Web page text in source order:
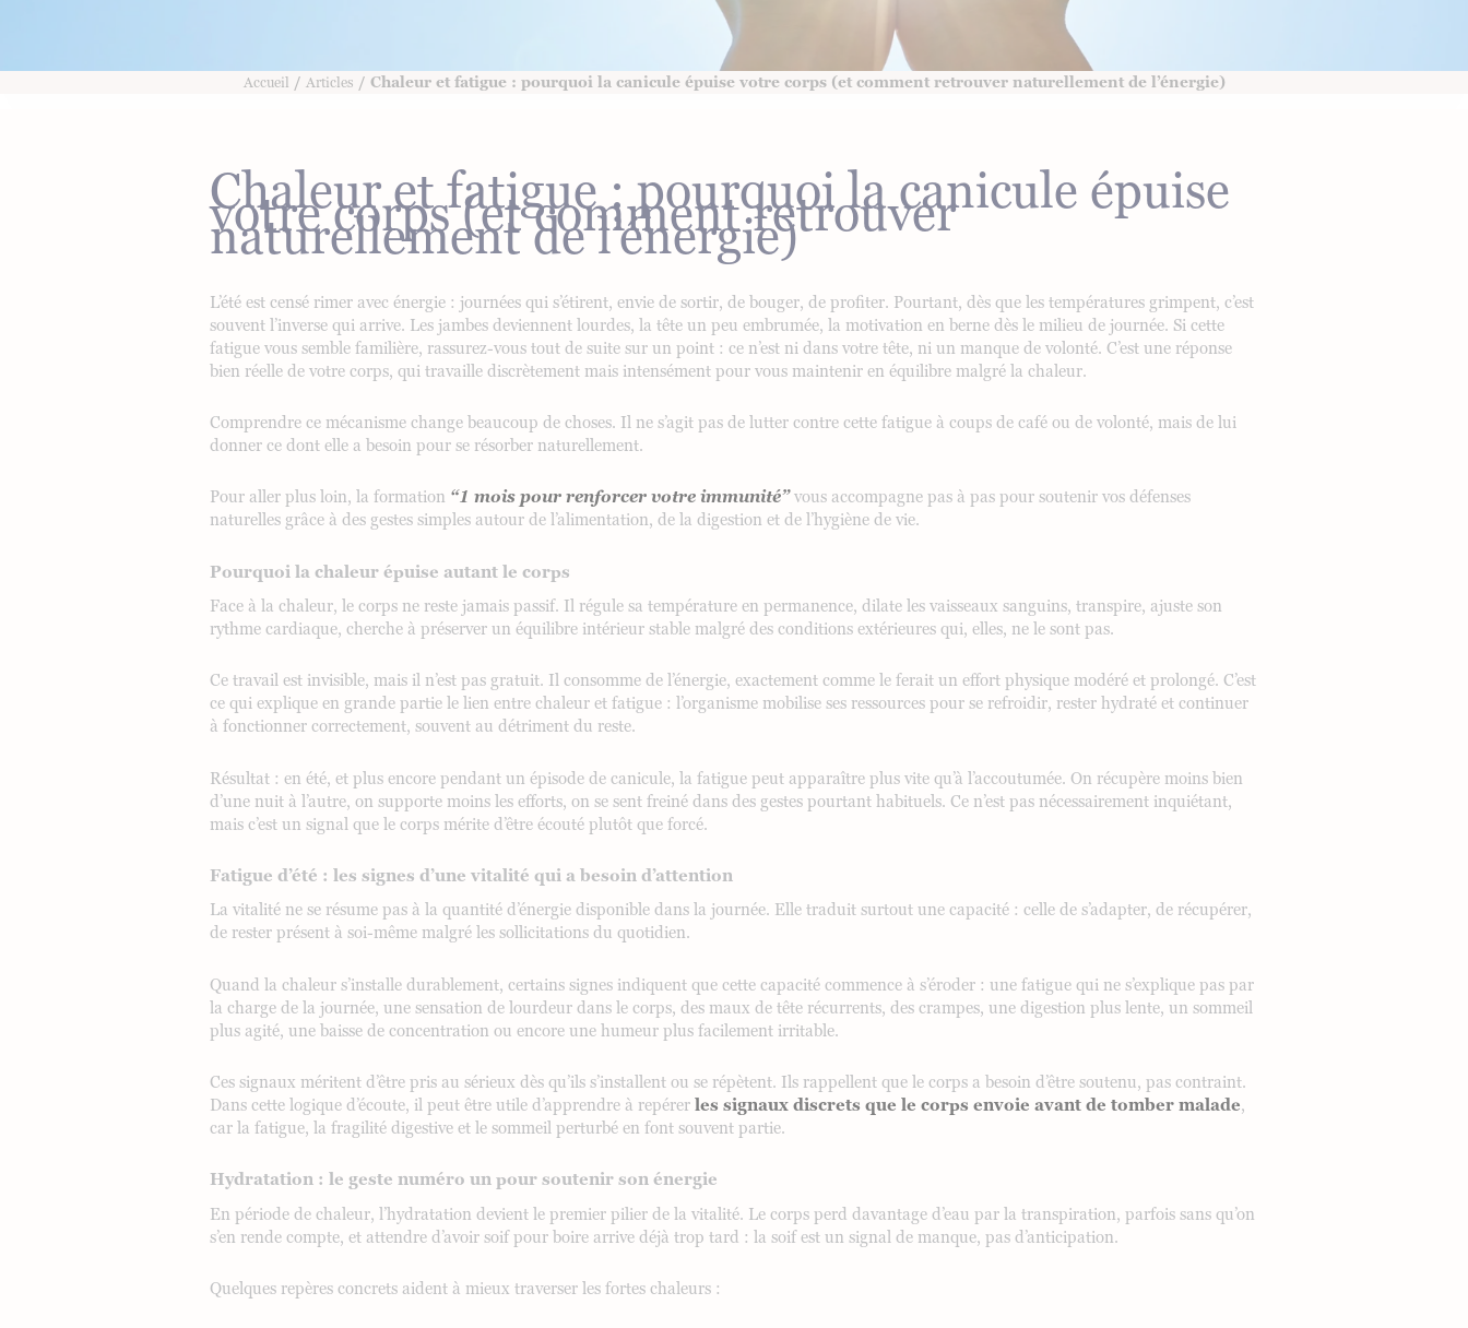
Accueil / Articles / Chaleur et fatigue : pourquoi la canicule épuise votre corps (et comment retrouver naturellement de l’énergie)
Chaleur et fatigue : pourquoi la canicule épuise
votre corps (et comment retrouver
naturellement de l’énergie)
L’été est censé rimer avec énergie : journées qui s’étirent, envie de sortir, de bouger, de profiter. Pourtant, dès que les températures grimpent, c’est
souvent l’inverse qui arrive. Les jambes deviennent lourdes, la tête un peu embrumée, la motivation en berne dès le milieu de journée. Si cette
fatigue vous semble familière, rassurez-vous tout de suite sur un point : ce n’est ni dans votre tête, ni un manque de volonté. C’est une réponse
bien réelle de votre corps, qui travaille discrètement mais intensément pour vous maintenir en équilibre malgré la chaleur.
Comprendre ce mécanisme change beaucoup de choses. Il ne s’agit pas de lutter contre cette fatigue à coups de café ou de volonté, mais de lui
donner ce dont elle a besoin pour se résorber naturellement.
Pour aller plus loin, la formation “1 mois pour renforcer votre immunité”vous accompagne pas à pas pour soutenir vos défenses
naturelles grâce à des gestes simples autour de l’alimentation, de la digestion et de l’hygiène de vie.
Pourquoi la chaleur épuise autant le corps
Face à la chaleur, le corps ne reste jamais passif. Il régule sa température en permanence, dilate les vaisseaux sanguins, transpire, ajuste son
rythme cardiaque, cherche à préserver un équilibre intérieur stable malgré des conditions extérieures qui, elles, ne le sont pas.
Ce travail est invisible, mais il n’est pas gratuit. Il consomme de l’énergie, exactement comme le ferait un effort physique modéré et prolongé. C’est
ce qui explique en grande partie le lien entre chaleur et fatigue : l’organisme mobilise ses ressources pour se refroidir, rester hydraté et continuer
à fonctionner correctement, souvent au détriment du reste.
Résultat : en été, et plus encore pendant un épisode de canicule, la fatigue peut apparaître plus vite qu’à l’accoutumée. On récupère moins bien
d’une nuit à l’autre, on supporte moins les efforts, on se sent freiné dans des gestes pourtant habituels. Ce n’est pas nécessairement inquiétant,
mais c’est un signal que le corps mérite d’être écouté plutôt que forcé.
Fatigue d’été : les signes d’une vitalité qui a besoin d’attention
La vitalité ne se résume pas à la quantité d’énergie disponible dans la journée. Elle traduit surtout une capacité : celle de s’adapter, de récupérer,
de rester présent à soi-même malgré les sollicitations du quotidien.
Quand la chaleur s’installe durablement, certains signes indiquent que cette capacité commence à s’éroder : une fatigue qui ne s’explique pas par
la charge de la journée, une sensation de lourdeur dans le corps, des maux de tête récurrents, des crampes, une digestion plus lente, un sommeil
plus agité, une baisse de concentration ou encore une humeur plus facilement irritable.
Ces signaux méritent d’être pris au sérieux dès qu’ils s’installent ou se répètent. Ils rappellent que le corps a besoin d’être soutenu, pas contraint.
Dans cette logique d’écoute, il peut être utile d’apprendre à repérer les signaux discrets que le corps envoie avant de tomber malade,
car la fatigue, la fragilité digestive et le sommeil perturbé en font souvent partie.
Hydratation : le geste numéro un pour soutenir son énergie
En période de chaleur, l’hydratation devient le premier pilier de la vitalité. Le corps perd davantage d’eau par la transpiration, parfois sans qu’on
s’en rende compte, et attendre d’avoir soif pour boire arrive déjà trop tard : la soif est un signal de manque, pas d’anticipation.
Quelques repères concrets aident à mieux traverser les fortes chaleurs :